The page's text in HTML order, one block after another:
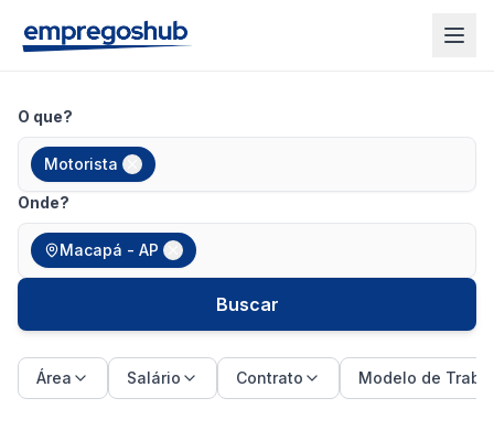
O que?
Motorista
Onde?
Macapá - AP
Buscar
Área Salário Contrato Modelo de